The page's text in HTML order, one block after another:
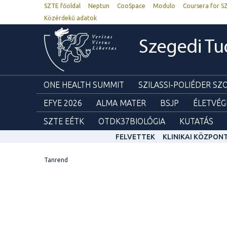
SZTE főoldal Neptun CooSpace Modulo
Coursera for
Közérdekű adatok
Szegedi
ONE HEALTH SUMMIT
SZILASSI-POLIÉDER
EFYE 2026
ALMA MATER BSJP
SZTE EÉTK
OTDK37BIOLÓGIA KUTATÁS
FELVETTEK KLINIKAI
Tanrend